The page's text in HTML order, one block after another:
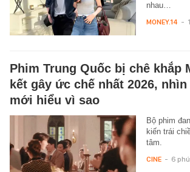
nhau…
MONEY.14 -
Phim Trung Quốc bị chê khắp
kết gây ức chế nhất 2026,
mới hiểu vì sao
Bộ phim
kiến trái
tâm.
CINE - 6